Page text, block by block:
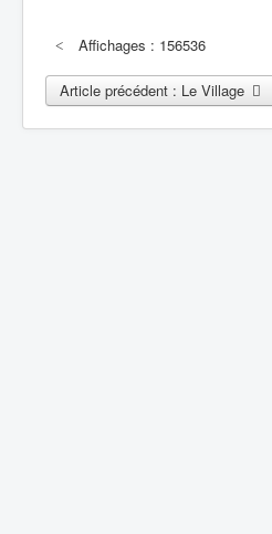
Affichages : 156536
Article précédent : Le Village